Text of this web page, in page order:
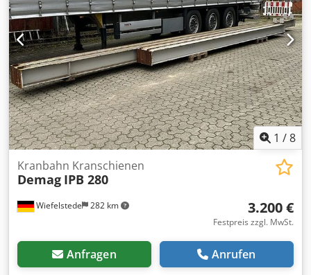
1 /8
Wiefelstede 282 km
Kranbahn Kranschienen
Demag IPB 280
3.200 €
Festpreis zzgl. MwSt.
Anfragen Anrufen